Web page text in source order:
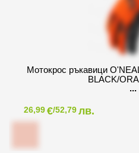
Mотокрос ръкавици
BLACK/
26,99€/52,79лв.